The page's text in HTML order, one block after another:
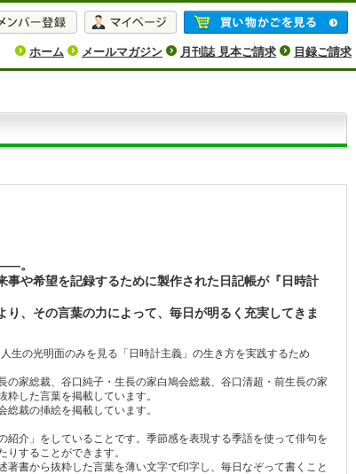
ホーム メールマガジン 月刊誌 見本ご請求 目録ご請求
。
事や希望を記録するために製作された日記帳が『日時計
り、その言葉の力によって、毎日が明るく充実してきま
生の光明面のみを見る「日時計主義」の生き方を実践するため
の家総裁、谷口純子・生長の家白鳩会総裁、谷口清超・前生長の家
した言葉を掲載しています。
裁の挿絵を掲載しています。
紹介」をしていることです。季節感を表現する季語を使って俳句を
することができます。
著書から抜粋した言葉を薄い文字で印字し、毎日なぞって書くこと